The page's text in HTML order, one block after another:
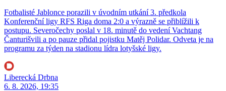
Fotbalisté Jablonce porazili v úvodním utkání 3. předkola
Konferenční ligy RFS Riga doma 2:0 a výrazně se přiblížili k
postupu. Severočechy poslal v 18. minutě do vedení Vachtang
Čanturišvili a po pauze přidal pojistku Matěj Polidar. Odveta je na
programu za týden na stadionu lídra lotyšské ligy.
Liberecká Drbna
6. 8. 2026, 19:35